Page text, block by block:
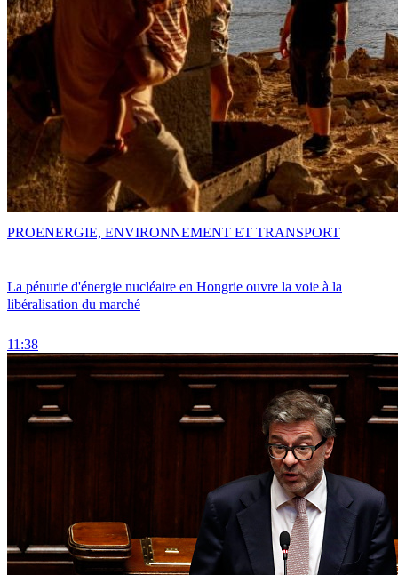
La pénurie d'énergie nucléaire en Hongrie ouvre la voie à la
libéralisation du marché
11:38
PROENERGIE, ENVIRONNEMENT ET TRANSPORT